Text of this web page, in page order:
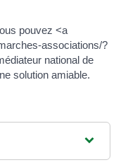
pouvez <a
associations/?
national de
solution amiable.